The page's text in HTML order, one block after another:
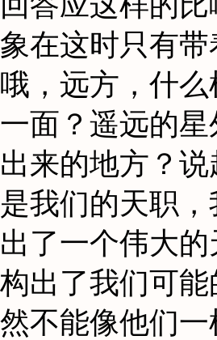
在这时只有
，远方，什
面？遥远的
来的地方？
我们的天职
了一个伟大的
出了我们可
不能像他们